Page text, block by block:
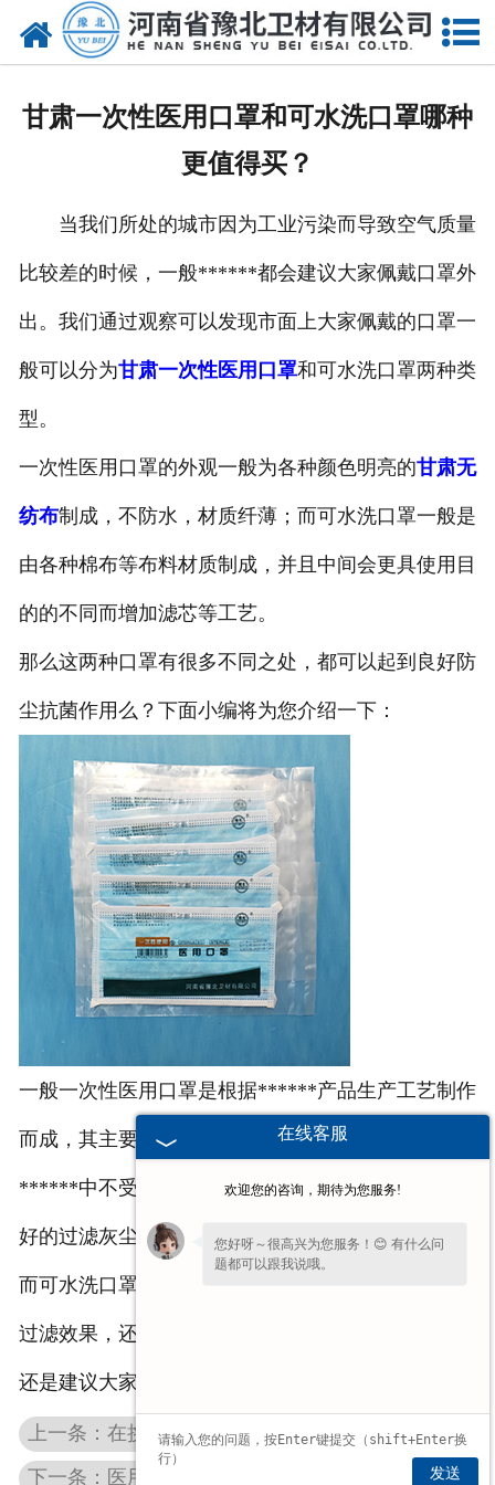
网站首页
厂房设备
人才招聘
甘肃一次性医用口罩和可水洗口罩哪种
更值得买？
当我们所处的城市因为工业污染而导致空气质量
比较差的时候，一般******都会建议大家佩戴口罩外
出。我们通过观察可以发现市面上大家佩戴的口罩一
般可以分为甘肃一次性医用口罩和可水洗口罩两种类
型。
一次性医用口罩的外观一般为各种颜色明亮的甘肃无
纺布制成，不防水，材质纤薄；而可水洗口罩一般是
由各种棉布等布料材质制成，并且中间会更具使用目
的的不同而增加滤芯等工艺。
那么这两种口罩有很多不同之处，都可以起到良好防
尘抗菌作用么？下面小编将为您介绍一下：
一般一次性医用口罩是根据******产品生产工艺制作
而成，其主要的用途之一是为了能够让******护士在
******中不受到病原菌的侵袭导致感染，所以具有良
好的过滤灰尘、阻隔******的作用。
而可水洗口罩的种类很多，所以不一定能够起到好的
过滤效果，还是需要根据使用说明来判断。所以小编
还是建议大家使用的一次性医用口罩为宜。
上一条：在挑选甘肃医用纱布块的时候应该注意哪方面？
下一条：医用防护服与隔离衣采购概念区分
在线客服
欢迎您的咨询，期待为您服务!
您好呀～很高兴为您服务！😊 有什么问
题都可以跟我说哦。
发送